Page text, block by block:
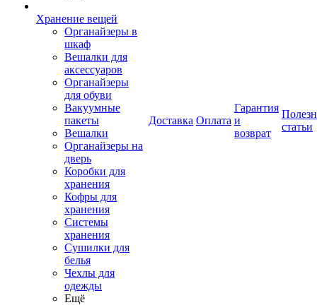
Хранение вещей
Органайзеры в
шкаф
Вешалки для
аксессуаров
Органайзеры
для обуви
Вакуумные
пакеты
Вешалки
Органайзеры на
дверь
Коробки для
хранения
Кофры для
хранения
Системы
хранения
Сушилки для
белья
Чехлы для
одежды
Ещё
Доставка Оплата
Гарантия
и
возврат
статьи